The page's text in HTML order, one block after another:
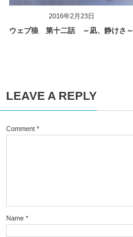
2016年2月23日
ウェブ狼 第十二話 ～凪、静けさ～
LEAVE A REPLY
Comment *
Name *